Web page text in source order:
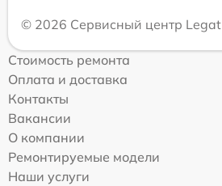
© 2026 Сервисный центр Legat
Стоимость ремонта
Оплата и доставка
Контакты
Вакансии
О компании
Ремонтируемые модели
Наши услуги